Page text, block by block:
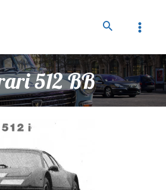
512 BB